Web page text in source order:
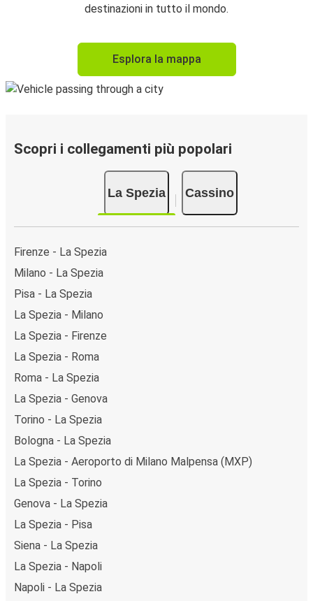
destinazioni in tutto il mondo.
Esplora la mappa
Scopri i collegamenti più popolari
La Spezia Cassino
Firenze - La Spezia
Milano - La Spezia
Pisa - La Spezia
La Spezia - Milano
La Spezia - Firenze
La Spezia - Roma
Roma - La Spezia
La Spezia - Genova
Torino - La Spezia
Bologna - La Spezia
La Spezia - Aeroporto di Milano Malpensa (MXP)
La Spezia - Torino
Genova - La Spezia
La Spezia - Pisa
Siena - La Spezia
La Spezia - Napoli
Napoli - La Spezia